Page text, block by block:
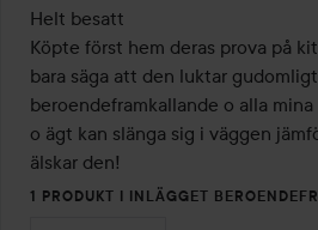
av
5
Helt besatt
Köpte först hem deras prova på
bara säga att den luktar
beroendeframkallande o alla
o ägt kan slänga sig i väggen
1 PRODUKT I INLÄGGET